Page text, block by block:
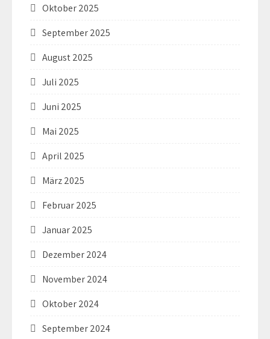
Oktober 2025
September 2025
August 2025
Juli 2025
Juni 2025
Mai 2025
April 2025
März 2025
Februar 2025
Januar 2025
Dezember 2024
November 2024
Oktober 2024
September 2024